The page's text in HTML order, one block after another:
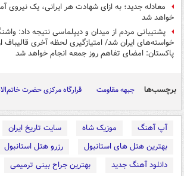
معادله جدید؛ به ازای شهادت هر ایرانی، یک نیروی
خواهد شد
پشتیبانی مردم از میدان و دیپلماسی نتیجه داد:
خواسته‌های ایران شد/ امتیازگیری لحظه آخری
پاکستان: امضای تفاهم روز جمعه انجام خواهد شد
برچسب‌ها جبهه مقاومت قرارگاه مرکزی حضرت
آپ آهنگ موزیک شاه
سایت تاریخ ایران
بهترین هتل های استانبول
رزرو هتل استانبول
دانلود آهنگ جدید
بهترین جراح بینی ترمیمی